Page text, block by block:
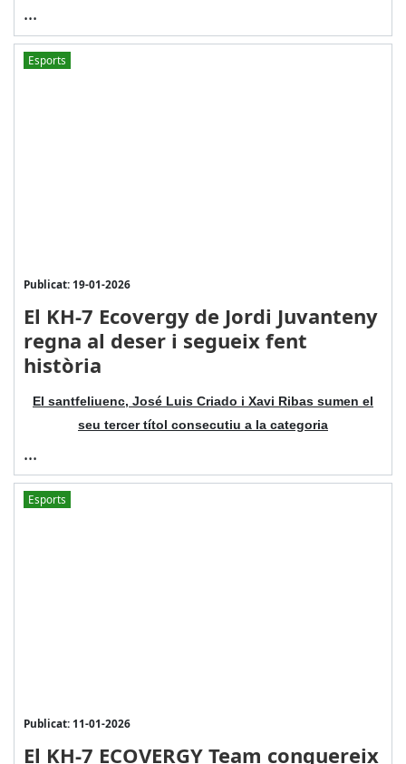
...
Esports
Publicat: 19-01-2026
El KH-7 Ecovergy de Jordi Juvanteny
regna al deser i segueix fent
història
El santfeliuenc, José Luis Criado i Xavi Ribas sumen el
seu tercer títol consecutiu a la categoria
...
Esports
Publicat: 11-01-2026
El KH-7 ECOVERGY Team conquereix